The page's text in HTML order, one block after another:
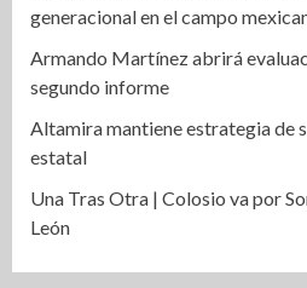
generacional en el campo
Armando Martínez abrirá
segundo informe
Altamira mantiene estrategia de
estatal
Una Tras Otra | Colosio va por
León